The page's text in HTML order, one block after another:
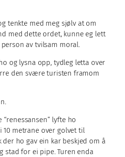
tenkte med meg sjølv at om
med dette ordet, kunne eg lett
av tvilsam moral.
ho og lysna opp, tydleg letta over
den svære turisten framom
lyfte ho
metrane over golvet til
ho gav ein kar beskjed om å
stad for ei pipe. Turen enda